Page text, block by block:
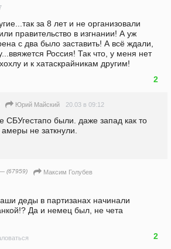
за 8 лет и не организовали
правительство в изгнании! А уж
с два было заставить! А всё ждали,
Россия! Так что, у меня нет
и к хатаскрайникам другим!
2
Юрий Майский 20.03 в 09:12
СБУгестапо были. даже запад как то
не заткнули.
(67959)
Максим Голубев
деды в партизанах начинали
Да и немец был, не чета
2